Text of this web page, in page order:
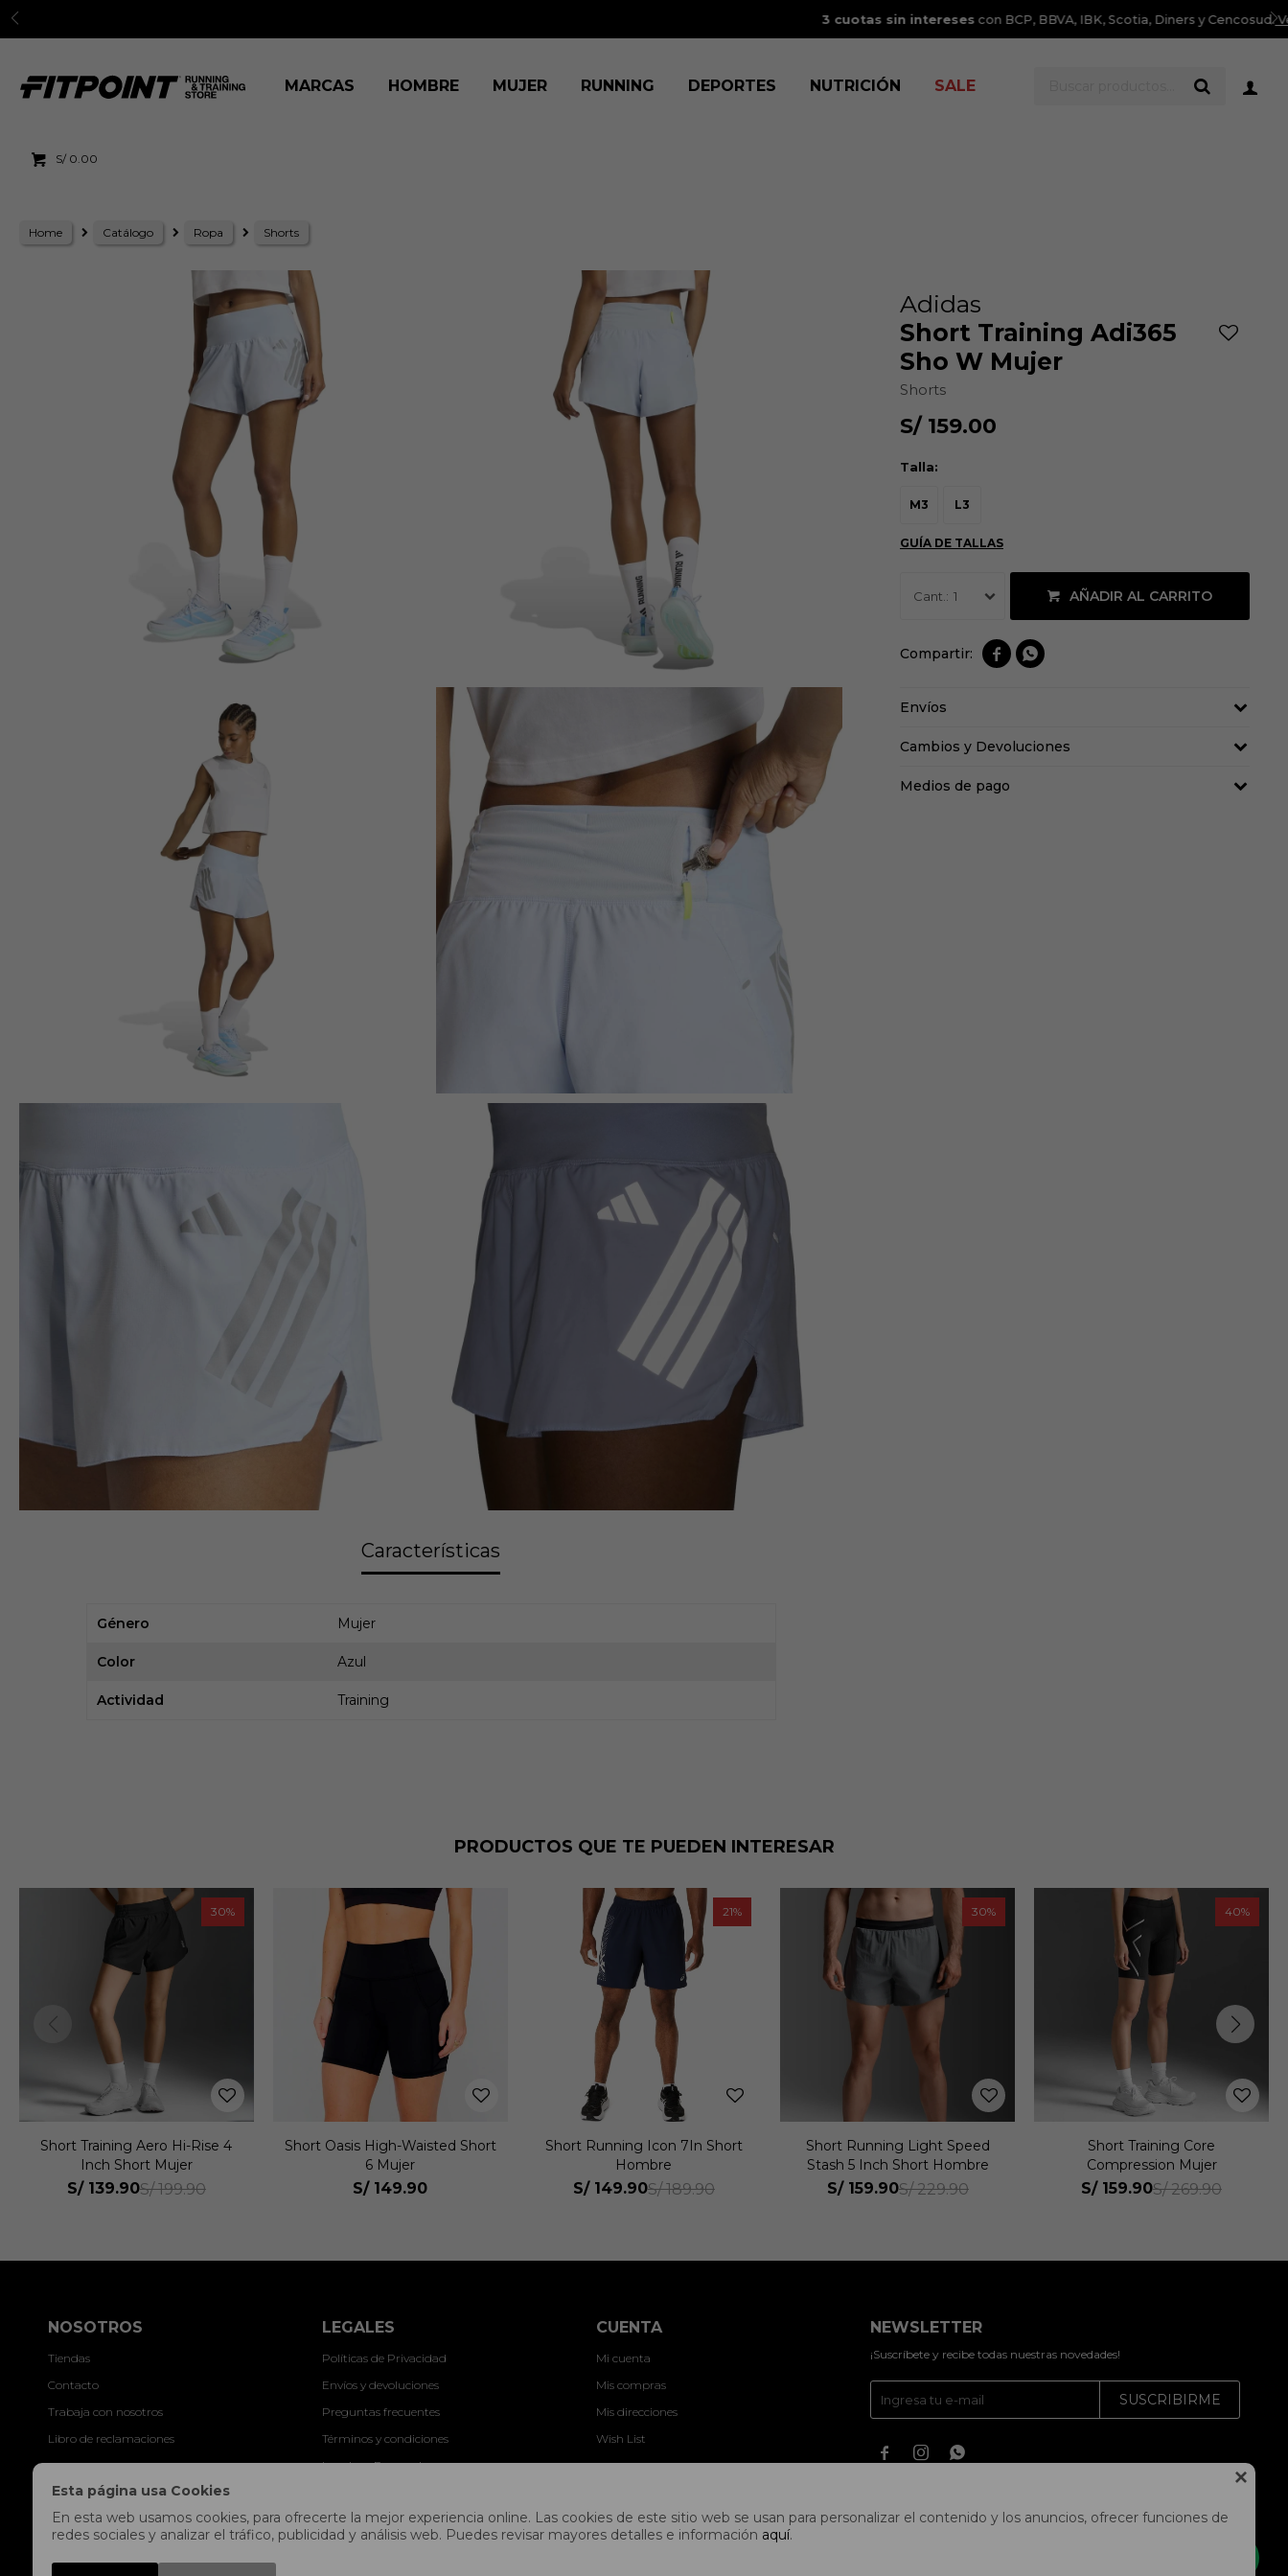

Esta página usa Cookies
En esta web usamos cookies, para ofrecerte la mejor experiencia online. Las cookies de este sitio web se usan para personalizar el contenido y los anuncios, ofrecer funciones de
redes sociales y analizar el tráfico, publicidad y análisis web. Puedes revisar mayores detalles e información aquí.
con BCP, BBVA, IBK, Scotia, Diners y Cencosud.Ver TyC
MARCAS HOMBRE MUJER RUNNING DEPORTES NUTRICIÓN SALE
S/ 0.00
Home Catálogo Ropa Shorts
Características
Género Mujer
Color Azul
Actividad Training
Adidas
Short Training Adi365
Sho W Mujer
Shorts
S/ 159.00
Talla:
M3 L3
GUÍA DE TALLAS
1 AÑADIR AL CARRITO
 
Envíos
Cambios y Devoluciones
Medios de pago
PRODUCTOS QUE TE PUEDEN INTERESAR
Short Oasis High-Waisted Short
6 Mujer
S/ 149.90
Short Running Icon 7In Short
Hombre
149.90S/ 189.90
30
Short Running Light Speed
Stash 5 Inch Short Hombre
S/ 159.90S/ 229.90
40
Short Training Core
Compression Mujer
S/ 159.90S/ 269.90
40
Short Training Fluid Hi-Rise 5
Inch Mujer
S/ 159.90S/ 269.90
NOSOTROS
Tiendas
Contacto
Trabaja con nosotros
Libro de reclamaciones
LEGALES
Políticas de Privacidad
Envíos y devoluciones
Preguntas frecuentes
Términos y condiciones
Legales y Promociones
CUENTA
Mi cuenta
Mis compras
Mis direcciones
Wish List
NEWSLETTER
¡Suscríbete y recibe todas nuestras novedades!
SUSCRIBIRME
  